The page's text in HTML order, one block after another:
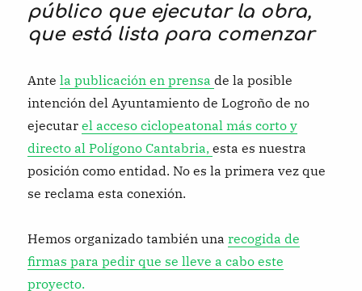
público que ejecutar la obra,
que está lista para comenzar
Antela publicación en prensade la posible
intención del Ayuntamiento de Logroño de no
ejecutarel acceso ciclopeatonal más corto y
directo al Polígono Cantabria,esta es nuestra
posición como entidad. No es la primera vez que
se reclama esta conexión.
Hemos organizado también unarecogida de
firmas para pedir que se lleve a cabo este
proyecto.